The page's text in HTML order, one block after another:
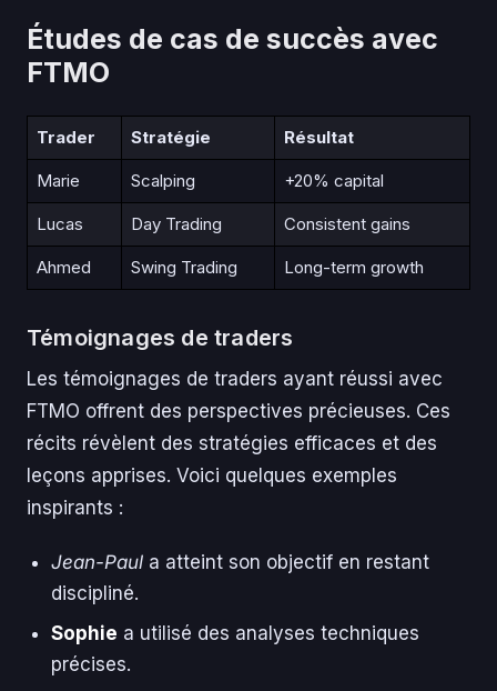
Études de cas de succès avec
FTMO
Trader Stratégie Résultat
Marie Scalping +20% capital
Lucas Day Trading Consistent gains
Ahmed Swing Trading Long-term growth
Témoignages de traders
Les témoignages de traders ayant réussi avec
FTMO offrent des perspectives précieuses. Ces
récits révèlent des stratégies efficaces et des
leçons apprises. Voici quelques exemples
inspirants :
Jean-Paul a atteint son objectif en restant
discipliné.
Sophie a utilisé des analyses techniques
précises.